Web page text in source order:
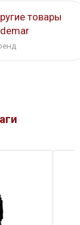
товары